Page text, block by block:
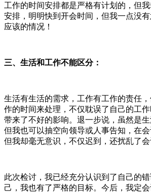
工作的时间安排都是严格有计划的，但
安排，明明快到开会时间，但我一点没
应该的情况！
三、生活和工作不能区分：
生活有生活的需求，工作有工作的责任
作的时间来处理，不仅耽误了自己的工
带来了不好的影响。退一步说，虽然是生
但我也可以抽空向领导或人事告知，在会
但我却毫无意识，不仅迟到，还扰乱了会
此次检讨，我已经充分认识到了自己的
己，我也有了严格的目标。今后，我定